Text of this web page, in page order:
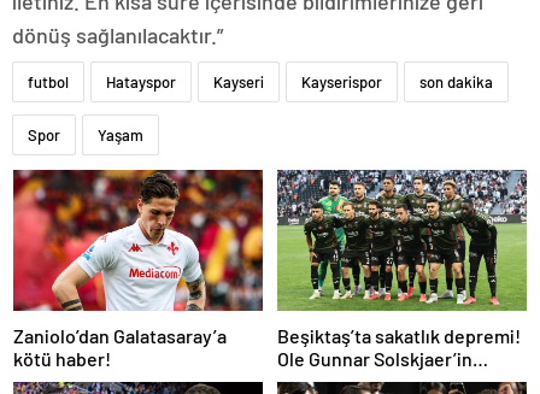
dönüş sağlanılacaktır.”
futbol Hatayspor Kayseri Kayserispor son dakika
Spor Yaşam
Zaniolo’dan Galatasaray’a
kötü haber!
Beşiktaş’ta sakatlık depremi!
Ole Gunnar Solskjaer’in
tepkisi dikkat çekti